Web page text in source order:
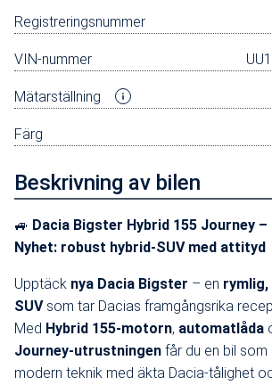
Beskrivning av bilen
🚙 Dacia Bigster Hybrid 155 Journey –
Nyhet: robust hybrid-SUV med attityd
Upptäck nya Dacia Bigster – en
SUVsom tar Dacias framgångsrika
Med Hybrid 155-motorn, automatlåda
Journey-utrustningen får du en bil
modern teknik med äkta Dacia-tålighet
Registreringsnummer
VIN-nummer
Mätarställning
Färg